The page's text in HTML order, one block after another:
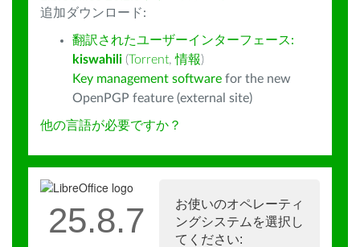
追加ダウンロード:
翻訳されたユーザーインターフェース:
kiswahili (Torrent,情報)
Key management software for the new
OpenPGP feature (external site)
他の言語が必要ですか？
お使いのオペレーティ
ングシステムを選択し
てください:
25.8.7